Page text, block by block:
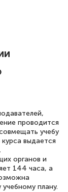
ЕГЭ по
проводится
учебу
выдается
органов и
144 часа, а
плану.